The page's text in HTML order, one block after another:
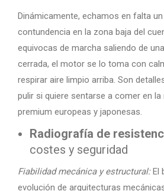
Dinámicamente, echamos en falta
contundencia en la zona baja del
equivocas de marcha saliendo de
cerrada, el motor se lo toma con
respirar aire limpio arriba. Son
pulir si quiere sentarse a comer en
premium europeas y japonesas.
Radiografía de
costes y seguridad
Fiabilidad mecánica y estructural:El
evolución de arquitecturas